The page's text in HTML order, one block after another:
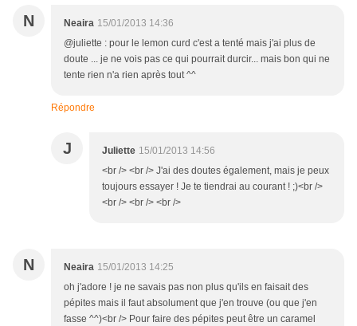
N Neaira 15/01/2013 14:36
@juliette : pour le lemon curd c'est a tenté mais j'ai plus de
doute ... je ne vois pas ce qui pourrait durcir... mais bon qui ne
tente rien n'a rien après tout ^^
Répondre
J Juliette 15/01/2013 14:56
<br /> <br /> J'ai des doutes également, mais je peux
toujours essayer ! Je te tiendrai au courant ! ;)<br />
<br /> <br /> <br />
N Neaira 15/01/2013 14:25
oh j'adore ! je ne savais pas non plus qu'ils en faisait des
pépites mais il faut absolument que j'en trouve (ou que j'en
fasse ^^)<br /> Pour faire des pépites peut être un caramel